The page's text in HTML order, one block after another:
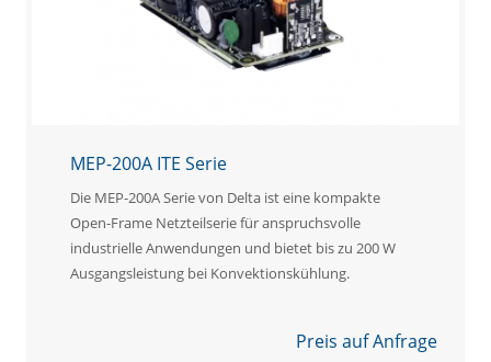
MEP-200A ITE Serie
Die MEP-200A Serie von Delta ist eine kompakte
Open-Frame Netzteilserie für anspruchsvolle
industrielle Anwendungen und bietet bis zu 200 W
Ausgangsleistung bei Konvektionskühlung.
Preis auf Anfrage